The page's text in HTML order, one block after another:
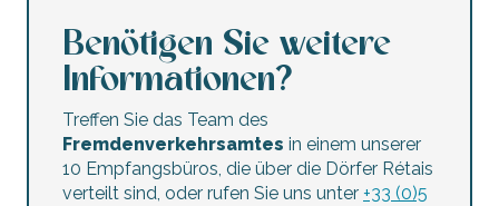
Benötigen Sie weitere
Informationen?
Treffen Sie das Team des
Fremdenverkehrsamtes in einem unserer
10 Empfangsbüros, die über die Dörfer Rétais
verteilt sind, oder rufen Sie uns unter +33 (0)5